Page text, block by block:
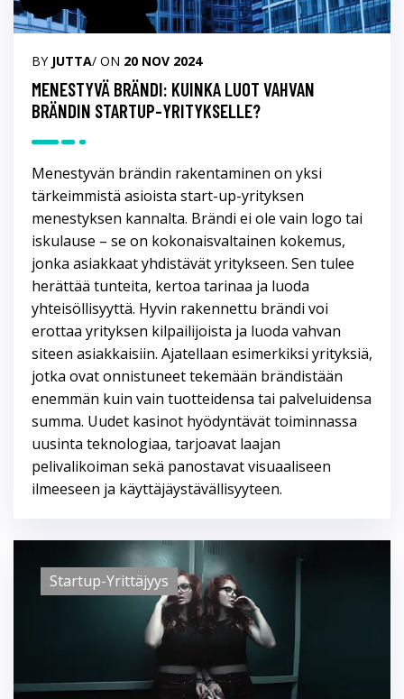
BY JUTTA/ ON 20 NOV 2024
MENESTYVÄ BRÄNDI: KUINKA LUOT VAHVAN
BRÄNDIN STARTUP-YRITYKSELLE?
Menestyvän brändin rakentaminen on yksi
tärkeimmistä asioista start-up-yrityksen
menestyksen kannalta. Brändi ei ole vain logo tai
iskulause – se on kokonaisvaltainen kokemus,
jonka asiakkaat yhdistävät yritykseen. Sen tulee
herättää tunteita, kertoa tarinaa ja luoda
yhteisöllisyyttä. Hyvin rakennettu brändi voi
erottaa yrityksen kilpailijoista ja luoda vahvan
siteen asiakkaisiin. Ajatellaan esimerkiksi yrityksiä,
jotka ovat onnistuneet tekemään brändistään
enemmän kuin vain tuotteidensa tai palveluidensa
summa. Uudet kasinot hyödyntävät toiminnassa
uusinta teknologiaa, tarjoavat laajan
pelivalikoiman sekä panostavat visuaaliseen
ilmeeseen ja käyttäjäystävällisyyteen.
Startup-Yrittäjyys